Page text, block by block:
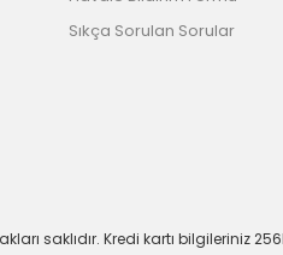
Sıkça Sorulan Sorular
saklıdır. Kredi kartı bilgileriniz